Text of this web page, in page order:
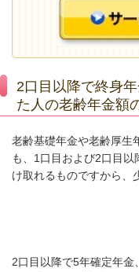
2口目以降で終身
た人の老齢年金額
老齢基礎年金や老齢厚生
も、1口目および2口目
け取れるものですから、
2口目以降で5年確定年